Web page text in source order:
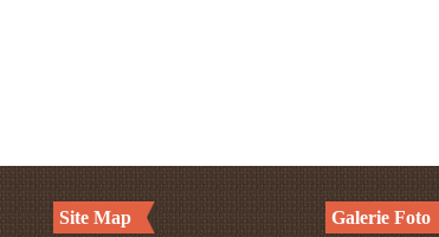
Site Map Galerie Foto